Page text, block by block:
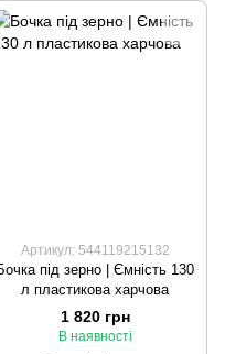
Артикул: 544119215132
під зерно | Ємність 130
л пластикова харчова
1 820 грн
В наявності